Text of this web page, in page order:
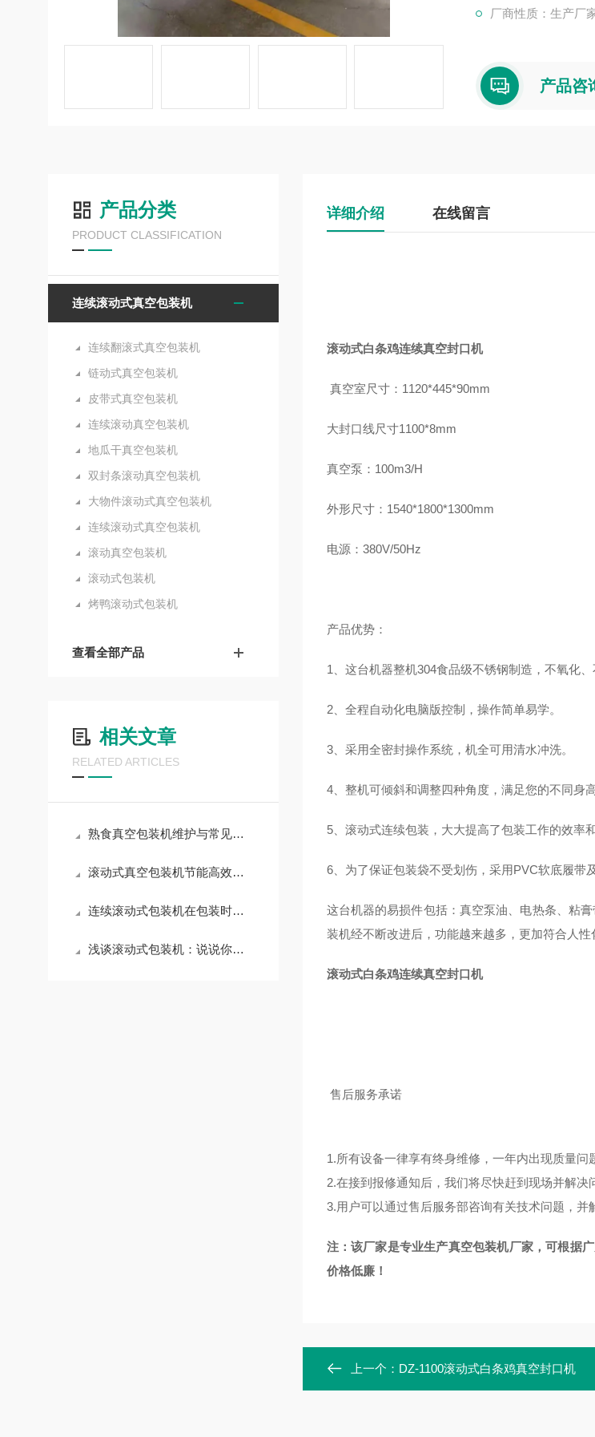
厂商性质：生产厂
产品咨
产品分类
PRODUCT CLASSIFICATION
连续滚动式真空包装机
连续翻滚式真空包装机
链动式真空包装机
皮带式真空包装机
连续滚动真空包装机
地瓜干真空包装机
双封条滚动真空包装机
大物件滚动式真空包装机
连续滚动式真空包装机
滚动真空包装机
滚动式包装机
烤鸭滚动式包装机
查看全部产品
相关文章
RELATED ARTICLES
熟食真空包装机维护与常见故障排除指南
滚动式真空包装机节能高效，适用范围广
连续滚动式包装机在包装时需要注意哪些事项呢？
浅谈滚动式包装机：说说你对滚动式包装机了解多少？
详细介绍 在线留言
滚动式白条鸡连续真空封口机
真空室尺寸：1120*445*90mm
大封口线尺寸1100*8mm
真空泵：100m3/H
外形尺寸：1540*1800*1300mm
电源：380V/50Hz
产品优势：
1 、这台机器整机304食品级不锈钢制造，不氧化、
2、全程自动化电脑版控制，操作简单易学。
3、采用全密封操作系统， 机全可用清水冲洗。
4、整机可倾斜和调整四种角度，满足您的不同身
5、滚动式连续包装，大大提高了包装工作的效率
6、为了保证包装袋不受划伤， 采用PVC软底履带
这台机器的易损件包括：真空泵油、电热条、粘
装机经不断改进后，功能越来越多，更加符合人性
滚动式白条鸡连续真空封口机
售后服务承诺
1.所有设备一律享有终身维修，一年内出现质量问
2.在接到报修通知后，我们将尽快赶到现场并解决
3.用户可以通过售后服务部咨询有关技术问题，并
注：该厂家是专业生产真空包装机厂家，可根据
价格低廉！
上一个： DZ-1100滚动式白条鸡真空封口机